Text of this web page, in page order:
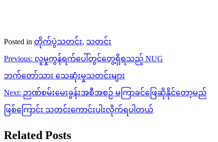
Posted in တိုက်ပွဲသတင်း, သတင်း
Post
navigation
Previous: လူမှုကွန်ရက်ပေါ်တွင်တွေ့ရှိရသည့် NUG
ဘက်တော်သား သေဆုံးမှုသတင်းများ
Next: ဉာဏ်စမ်းမေးခွန်းအစီအစဉ် မကြာခင်ဖြေဆိုနိုင်တော့မည်
ဖြစ်ကြောင်း သတင်းကောင်းပါးလိုက်ရပါတယ်
Related Posts